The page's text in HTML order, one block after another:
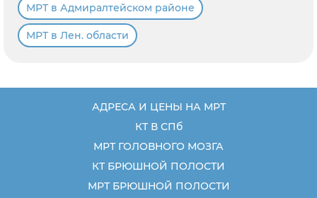
МРТ в Адмиралтейском районе
МРТ в Лен. области
АДРЕСА И ЦЕНЫ НА МРТ
КТ В СПб
МРТ ГОЛОВНОГО МОЗГА
КТ БРЮШНОЙ ПОЛОСТИ
МРТ БРЮШНОЙ ПОЛОСТИ